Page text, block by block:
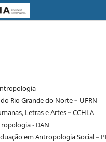
Rio Grande do Norte – UFRN
Letras e Artes – CCHLA
- DAN
em Antropologia Social –